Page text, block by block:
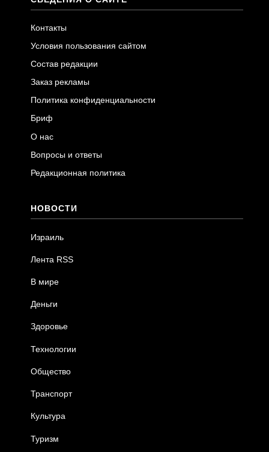
Контакты
Условия пользования сайтом
Состав редакции
Заказ рекламы
Политика конфиденциальности
Бриф
О нас
Вопросы и ответы
Редакционная политика
НОВОСТИ
Израиль
Лента RSS
В мире
Деньги
Здоровье
Технологии
Общество
Транспорт
Культура
Туризм